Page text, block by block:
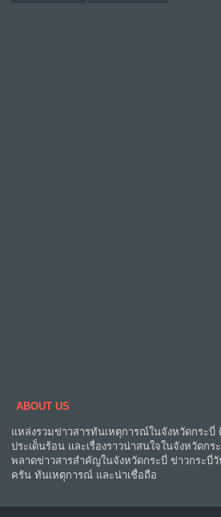
ABOUT US
แหล่งรวมข่าวสารทันเหตุการณ์ในจังหวัดกระ
ประเด็นร้อน และเรื่องราวน่าสนใจในจังหวัดกร
พลาดข่าวสารสำคัญในจังหวัดกระบี่ ข่าวกระบี่
ครัน ทันเหตุการณ์ และน่าเชื่อถือ